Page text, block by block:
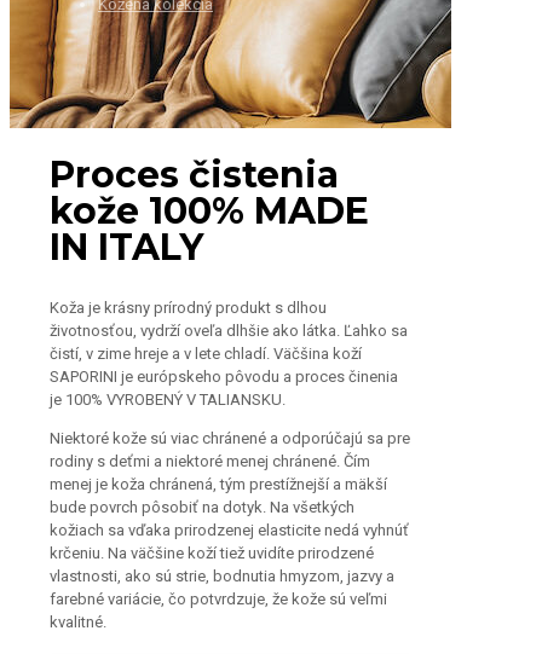
Kožená kolekcia
Proces čistenia
kože 100% MADE
IN ITALY
Koža je krásny prírodný produkt s dlhou
životnosťou, vydrží oveľa dlhšie ako látka. Ľahko sa
čistí, v zime hreje a v lete chladí. Väčšina koží
SAPORINI je európskeho pôvodu a proces činenia
je 100% VYROBENÝ V TALIANSKU.
Niektoré kože sú viac chránené a odporúčajú sa pre
rodiny s deťmi a niektoré menej chránené. Čím
menej je koža chránená, tým prestížnejší a mäkší
bude povrch pôsobiť na dotyk. Na všetkých
kožiach sa vďaka prirodzenej elasticite nedá vyhnúť
krčeniu. Na väčšine koží tiež uvidíte prirodzené
vlastnosti, ako sú strie, bodnutia hmyzom, jazvy a
farebné variácie, čo potvrdzuje, že kože sú veľmi
kvalitné.